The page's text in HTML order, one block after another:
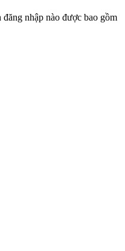
nhập nào được bao gồm